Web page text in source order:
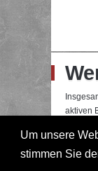
Um unsere
stimmen Sie
aktiven